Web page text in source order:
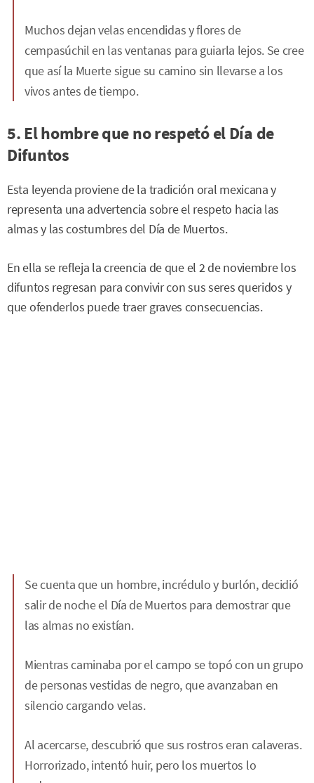
Muchos dejan velas encendidas y flores de
cempasúchil en las ventanas para guiarla lejos. Se cree
que así la Muerte sigue su camino sin llevarse a los
vivos antes de tiempo.
5. El hombre que no respetó el Día de
Difuntos
Esta leyenda proviene de la tradición oral mexicana y
representa una advertencia sobre el respeto hacia las
almas y las costumbres del Día de Muertos.
En ella se refleja la creencia de que el 2 de noviembre los
difuntos regresan para convivir con sus seres queridos y
que ofenderlos puede traer graves consecuencias.
Se cuenta que un hombre, incrédulo y burlón, decidió
salir de noche el Día de Muertos para demostrar que
las almas no existían.
Mientras caminaba por el campo se topó con un grupo
de personas vestidas de negro, que avanzaban en
silencio cargando velas.
Al acercarse, descubrió que sus rostros eran calaveras.
Horrorizado, intentó huir, pero los muertos lo